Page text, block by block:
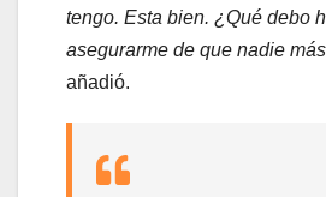
tengo. Esta bien. ¿Qué debo
asegurarme de que nadie
añadió.